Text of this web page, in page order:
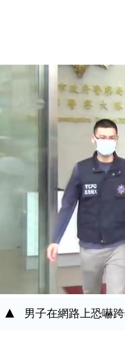
男子在網路上恐嚇